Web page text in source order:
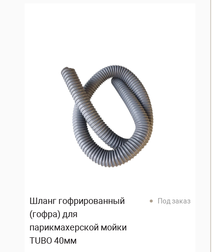
Шланг гофрированный
(гофра) для
парикмахерской мойки
TUBO 40мм
Под заказ